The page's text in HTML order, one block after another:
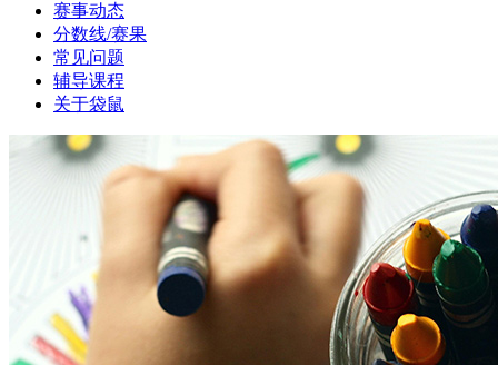
赛事动态
分数线/赛果
常见问题
辅导课程
关于袋鼠